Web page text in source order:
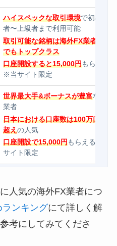
ハイスペックな取引環境で初心
者〜上級者まで利用可能
取引可能な銘柄は海外FX業者の中
でもトップクラス
口座開設すると15,000円もらえる
※当サイト限定
世界最大手&ボーナスが豊富なFX
業者
日本における口座数は100万口座
超えの人気
口座開設で15,000円もらえる※当
サイト限定
人気の海外FX業者につ
ンキングにて詳しく解
考にしてみてくださ